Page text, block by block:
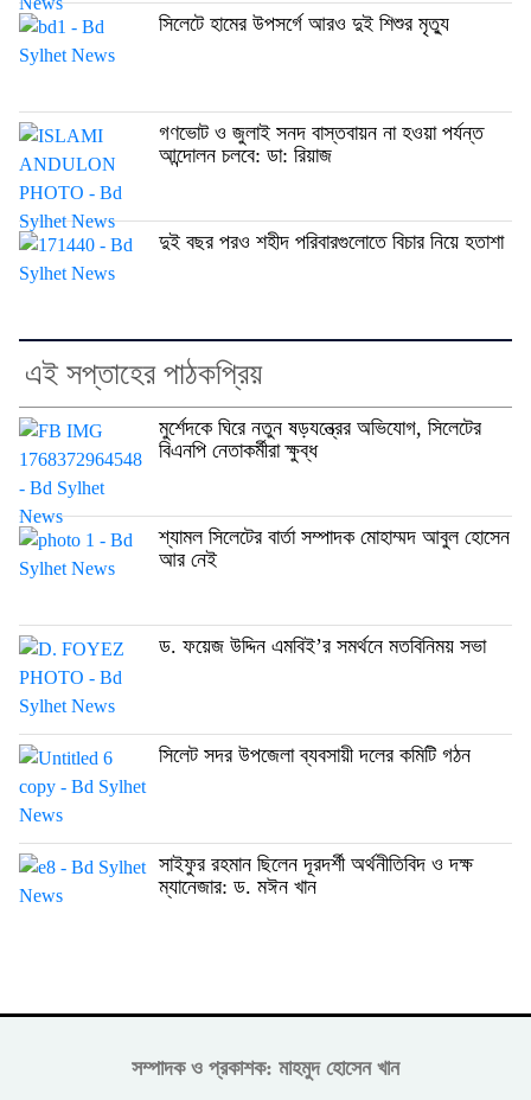
সিলেটে হামের উপসর্গে আরও দুই শিশুর মৃত্যু
গণভোট ও জুলাই সনদ বাস্তবায়ন না হওয়া পর্যন্ত
আন্দোলন চলবে: ডা: রিয়াজ
দুই বছর পরও শহীদ পরিবারগুলোতে বিচার নিয়ে হতাশা
এই সপ্তাহের পাঠকপ্রিয়
মুর্শেদকে ঘিরে নতুন ষড়যন্ত্রের অভিযোগ, সিলেটের
বিএনপি নেতাকর্মীরা ক্ষুব্ধ
শ্যামল সিলেটের বার্তা সম্পাদক মোহাম্মদ আবুল হোসেন
আর নেই
ড. ফয়েজ উদ্দিন এমবিই’র সমর্থনে মতবিনিময় সভা
সিলেট সদর উপজেলা ব্যবসায়ী দলের কমিটি গঠন
সাইফুর রহমান ছিলেন দূরদর্শী অর্থনীতিবিদ ও দক্ষ
ম্যানেজার: ড. মঈন খান
সম্পাদক ও প্রকাশক: মাহমুদ হোসেন খান